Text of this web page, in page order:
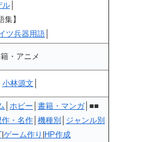
ル│
集】
ツ兵器用語
・アニメ
小林源文
ホビー 書籍・マンガ│■■
作・名作 機種別
ジャンル別
ゲーム作り HP作成